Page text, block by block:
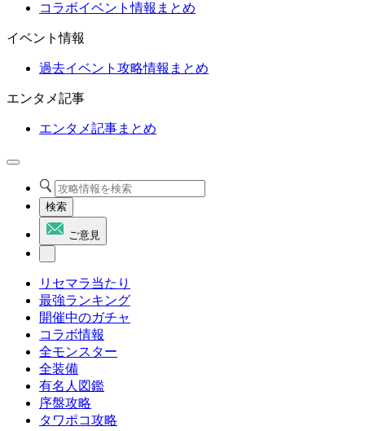
コラボイベント情報まとめ
イベント情報
過去イベント攻略情報まとめ
エンタメ記事
エンタメ記事まとめ
検索
ご意見
リセマラ当たり
最強ランキング
開催中のガチャ
コラボ情報
全モンスター
全装備
有名人図鑑
序盤攻略
タワポコ攻略